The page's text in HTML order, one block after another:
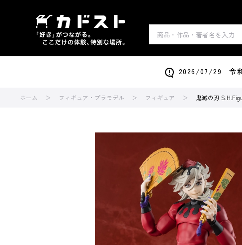
2026/07/29 令和
ホーム フィギュア・プラモデル フィギュア 鬼滅の刃